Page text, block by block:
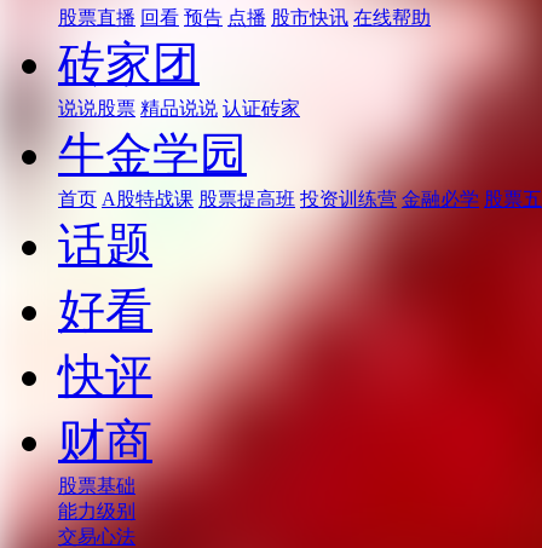
股票直播 回看 预告 点播 股市快讯 在线帮助
砖家团
说说股票 精品说说 认证砖家
牛金学园
首页 A股特战课 股票提高班 投资训练营 金融必学 股票
话题
好看
快评
财商
股票基础
能力级别
交易心法